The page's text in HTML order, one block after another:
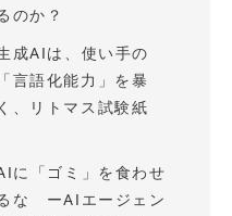
のか？
成AIは、使い手の
「言語化能力」を暴
く、リトマス試験紙
に「ゴミ」を食わせ
な ーAIエージェン